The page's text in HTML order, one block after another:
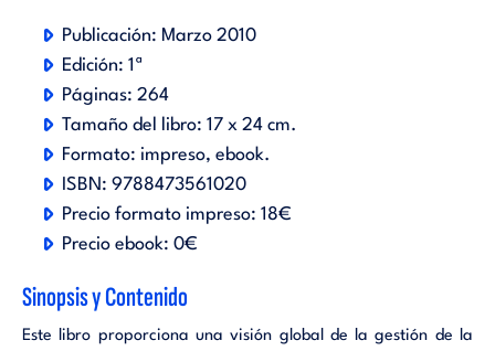
Publicación: Marzo 2010
Edición: 1ª
Páginas: 264
Tamaño del libro: 17 x 24 cm.
Formato: impreso ebook.
ISBN: 9788473561020
Precio formato impreso: 18€
Precio ebook: 0€
Sinopsis y Contenido
Este libro proporciona una visión global de la gestión de la